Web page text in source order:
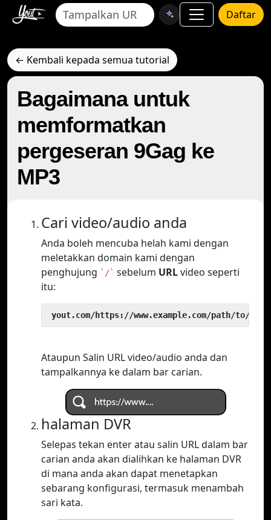
Daftar
← Kembali kepada semua tutorial
Bagaimana untuk
memformatkan
pergeseran 9Gag ke
MP3
Cari video/audio anda
Anda boleh mencuba helah kami dengan
meletakkan domain kami dengan
penghujung `/` sebelum URLvideo seperti
itu:
yout.com/https://www.example.com/path/to/
Ataupun Salin URL video/audio anda dan
tampalkannya ke dalam bar carian.
halaman DVR
Selepas tekan enter atau salin URL dalam bar
carian anda akan dialihkan ke halaman DVR
di mana anda akan dapat menetapkan
sebarang konfigurasi, termasuk menambah
sari kata.